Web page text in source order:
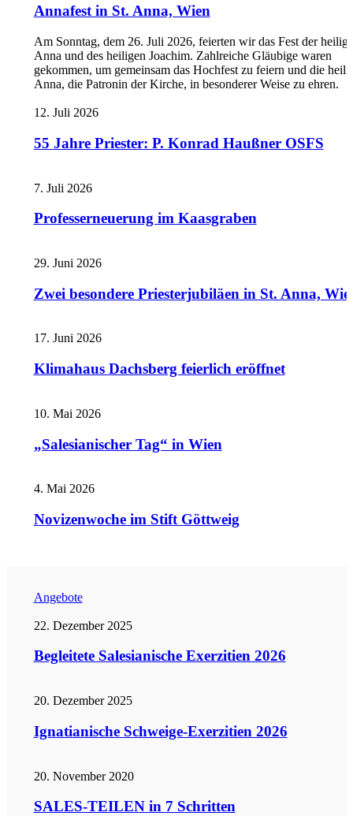
Annafest in St. Anna, Wien
Am Sonntag, dem 26. Juli 2026, feierten wir das Fest der
Anna und des heiligen Joachim. Zahlreiche Gläubige waren
gekommen, um gemeinsam das Hochfest zu feiern und die
Anna, die Patronin der Kirche, in besonderer Weise zu ehren.
12. Juli 2026
55 Jahre Priester: P. Konrad Haußner OSFS
7. Juli 2026
Professerneuerung im Kaasgraben
29. Juni 2026
Zwei besondere Priesterjubiläen in St. Anna,
17. Juni 2026
Klimahaus Dachsberg feierlich eröffnet
10. Mai 2026
„Salesianischer Tag“ in Wien
4. Mai 2026
Novizenwoche im Stift Göttweig
Angebote
22. Dezember 2025
Begleitete Salesianische Exerzitien 2026
20. Dezember 2025
Ignatianische Schweige-Exerzitien 2026
20. November 2020
SALES-TEILEN in 7 Schritten